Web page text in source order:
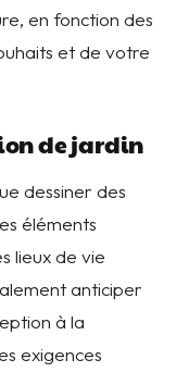
en fonction des
et de votre
de jardin
dessiner des
éléments
lieux de vie
anticiper
à la
exigences